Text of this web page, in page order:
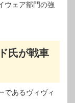
ウェア部門の強
氏が戦車
であるヴィヴィ